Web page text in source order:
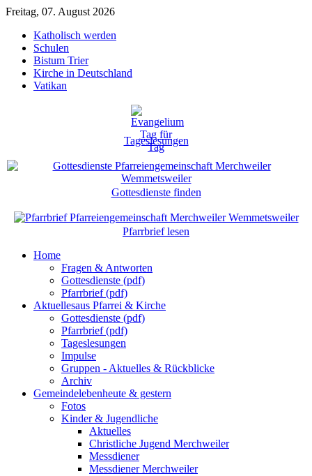
Freitag, 07. August 2026
Katholisch werden
Schulen
Bistum Trier
Kirche in Deutschland
Vatikan
Tageslesungen
Gottesdienste finden
Pfarrbrief lesen
Home
Fragen & Antworten
Gottesdienste (pdf)
Pfarrbrief (pdf)
Aktuellesaus Pfarrei & Kirche
Gottesdienste (pdf)
Pfarrbrief (pdf)
Tageslesungen
Impulse
Gruppen - Aktuelles & Rückblicke
Archiv
Gemeindelebenheute & gestern
Fotos
Kinder & Jugendliche
Aktuelles
Christliche Jugend Merchweiler
Messdiener
Messdiener Merchweiler